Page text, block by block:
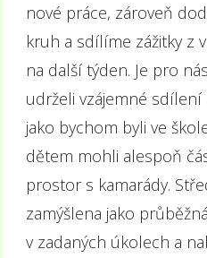
nové práce, zároveň
kruh a sdílíme zážitky z
na další týden. Je pro
udrželi vzájemné
jako bychom byli ve
dětem mohli alespoň
prostor s kamarády.
zamýšlena jako
v zadaných úkolech a